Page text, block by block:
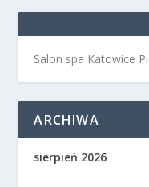
Salon spa Katowice
ARCHIWA
sierpień 2026